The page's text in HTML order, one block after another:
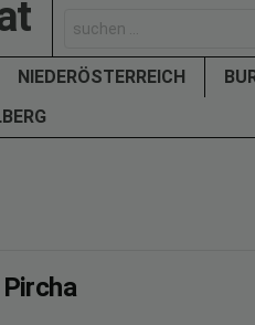
for:
NIEDERÖSTERREICH